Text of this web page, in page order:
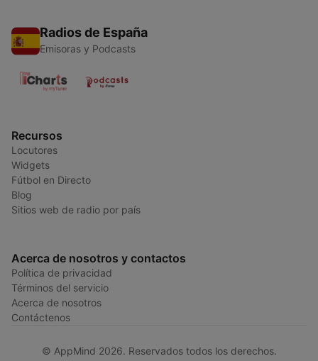
Radios de España
Emisoras y Podcasts
Recursos
Locutores
Widgets
Fútbol en Directo
Blog
Sitios web de radio por país
Acerca de nosotros y contactos
Política de privacidad
Términos del servicio
Acerca de nosotros
Contáctenos
© AppMind 2026. Reservados todos los derechos.